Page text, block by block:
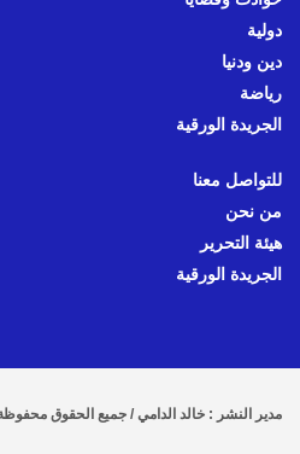
دولية
دين ودنيا
رياضة
الجريدة الورقية
للتواصل معنا
من نحن
هيئة التحرير
الجريدة الورقية
مدير النشر : خالد الدامي / جميع الحقوق محفوظة